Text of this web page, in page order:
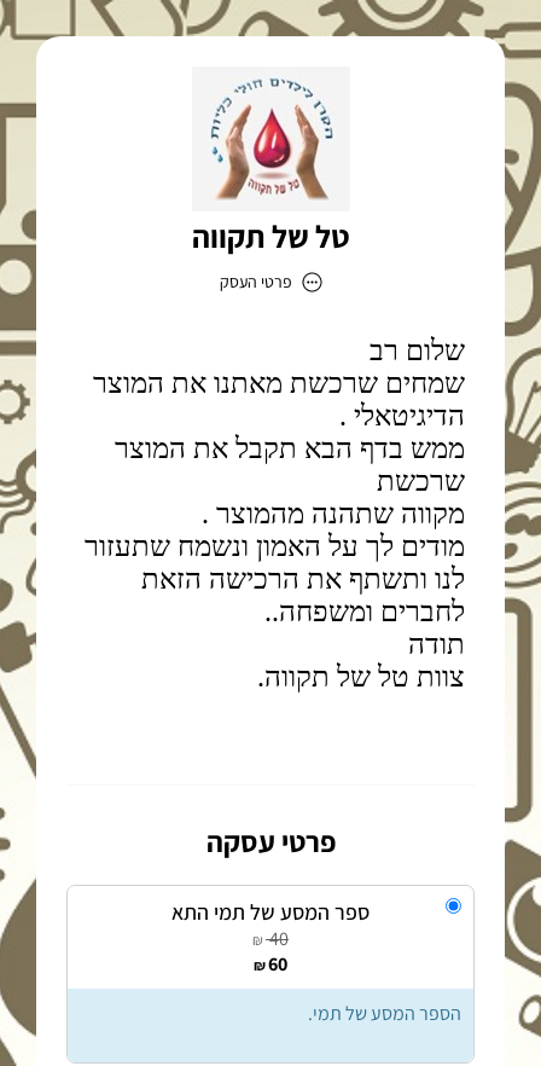
טל של תקווה
פרטי העסק
טל של תקווה
כתובת
דוא״ל
kids.kidney10@gmail.com
פרטי עסקה
ספר המסע של תמי התא
40
₪
60
₪
הספר המסע של תמי.